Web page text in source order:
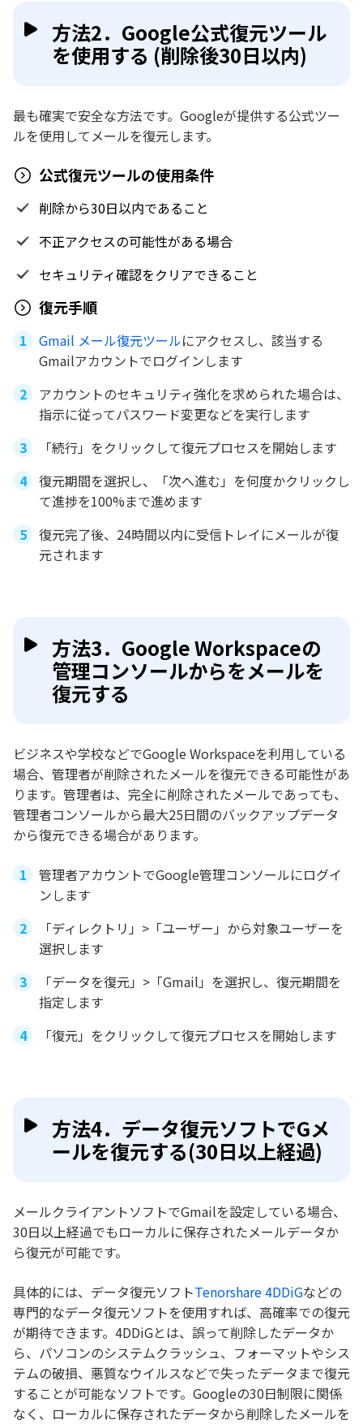
方法2．Google公式復元ツール
を使用する (削除後30日以内)
最も確実で安全な方法です。Googleが提供する公式ツー
ルを使用してメールを復元します。
公式復元ツールの使用条件
削除から30日以内であること
不正アクセスの可能性がある場合
セキュリティ確認をクリアできること
復元手順
Gmail メール復元ツールにアクセスし、該当する
Gmailアカウントでログインします
アカウントのセキュリティ強化を求められた場合は、
指示に従ってパスワード変更などを実行します
「続行」をクリックして復元プロセスを開始します
復元期間を選択し、「次へ進む」を何度かクリックし
て進捗を100%まで進めます
復元完了後、24時間以内に受信トレイにメールが復
元されます
方法3．Google Workspaceの
管理コンソールからをメールを
復元する
ビジネスや学校などでGoogle Workspaceを利用している
場合、管理者が削除されたメールを復元できる可能性があ
ります。管理者は、完全に削除されたメールであっても、
管理者コンソールから最大25日間のバックアップデータ
から復元できる場合があります。
管理者アカウントでGoogle管理コンソールにログイ
ンします
「ディレクトリ」>「ユーザー」から対象ユーザーを
選択します
「データを復元」>「Gmail」を選択し、復元期間を
指定します
「復元」をクリックして復元プロセスを開始します
方法4．データ復元ソフトでGメ
ールを復元する(30日以上経過)
メールクライアントソフトでGmailを設定している場合、
30日以上経過でもローカルに保存されたメールデータか
ら復元が可能です。
具体的には、データ復元ソフトTenorshare 4DDiGなどの
専門的なデータ復元ソフトを使用すれば、高確率での復元
が期待できます。4DDiGとは、誤って削除したデータか
ら、パソコンのシステムクラッシュ、フォーマットやシス
テムの破損、悪質なウイルスなどで失ったデータまで復元
することが可能なソフトです。Googleの30日制限に関係
なく、ローカルに保存されたデータから削除したメールを